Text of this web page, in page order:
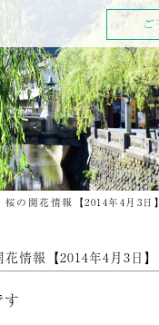
の開花情報【2014年4月3日】
情報【2014年4月3日】
ご